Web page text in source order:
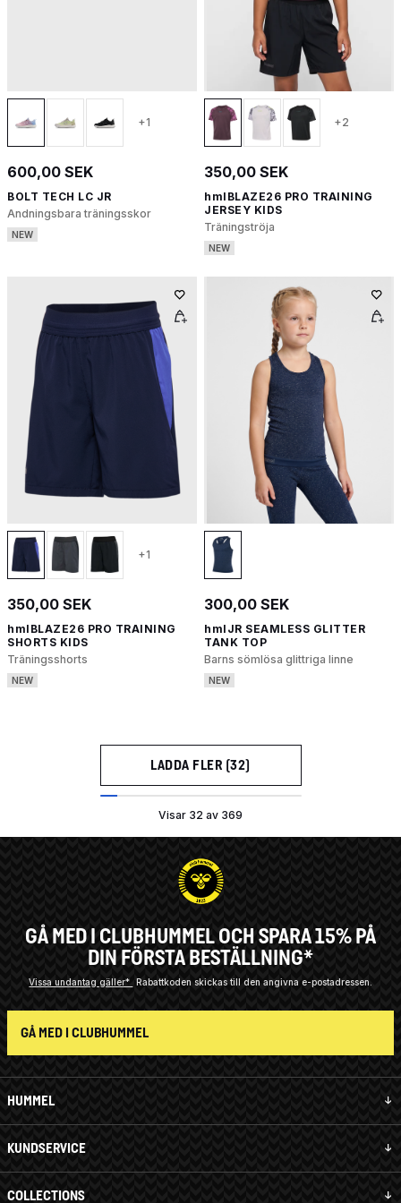
+1
600,00 SEK
BOLT TECH LC JR
Andningsbara träningsskor
NEW
+2
350,00 SEK
hmlBLAZE26 PRO TRAINING
JERSEY KIDS
Träningströja
NEW
+1
350,00 SEK
hmlBLAZE26 PRO TRAINING
SHORTS KIDS
Träningsshorts
NEW
300,00 SEK
hmlJR SEAMLESS GLITTER
TANK TOP
Barns sömlösa glittriga linne
NEW
LADDA FLER (32)
Visar 32 av 369
HUMMEL
KUNDSERVICE
COLLECTIONS
GÅ MED I CLUBHUMMEL OCH SPARA 15% PÅ
DIN FÖRSTA BESTÄLLNING*
Vissa undantag gäller* Rabattkoden skickas till den angivna e-postadressen.
GÅ MED I CLUBHUMMEL